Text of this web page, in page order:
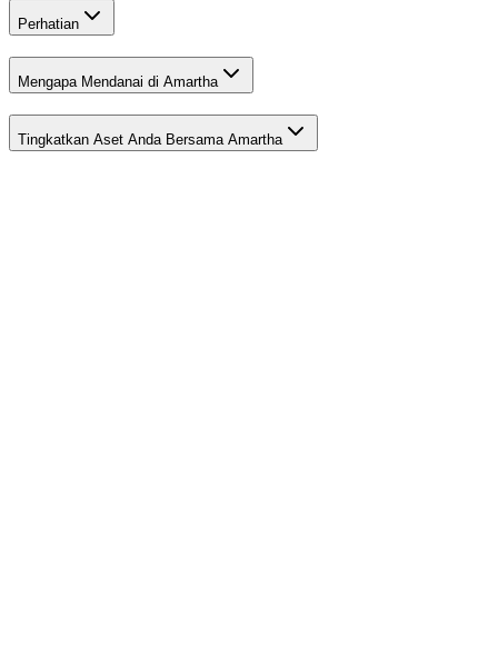
Perhatian
Mengapa Mendanai di Amartha
Tingkatkan Aset Anda Bersama Amartha